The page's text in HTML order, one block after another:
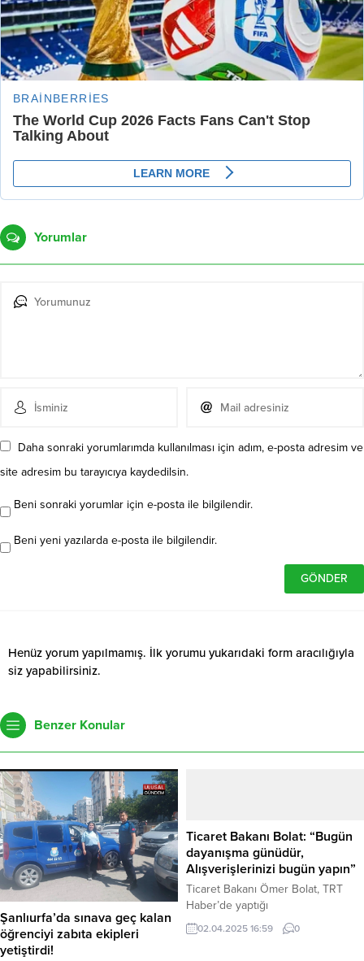
Yorumlar
Daha sonraki yorumlarımda kullanılması için adım, e-posta adresim ve
site adresim bu tarayıcıya kaydedilsin.
Beni sonraki yorumlar için e-posta ile bilgilendir.
Beni yeni yazılarda e-posta ile bilgilendir.
Henüz yorum yapılmamış. İlk yorumu yukarıdaki form aracılığıyla
siz yapabilirsiniz.
Benzer Konular
Şanlıurfa’da sınava geç kalan
öğrenciyi zabıta ekipleri
yetiştirdi!
Ticaret Bakanı Bolat: “Bugün
dayanışma günüdür,
Alışverişlerinizi bugün yapın”
Ticaret Bakanı Ömer Bolat, TRT
Haber’de yaptığı
değerlendirmelerde, ülkenin
ekonomisine zarar vermeye çalışan
02.04.2025 16:59 0